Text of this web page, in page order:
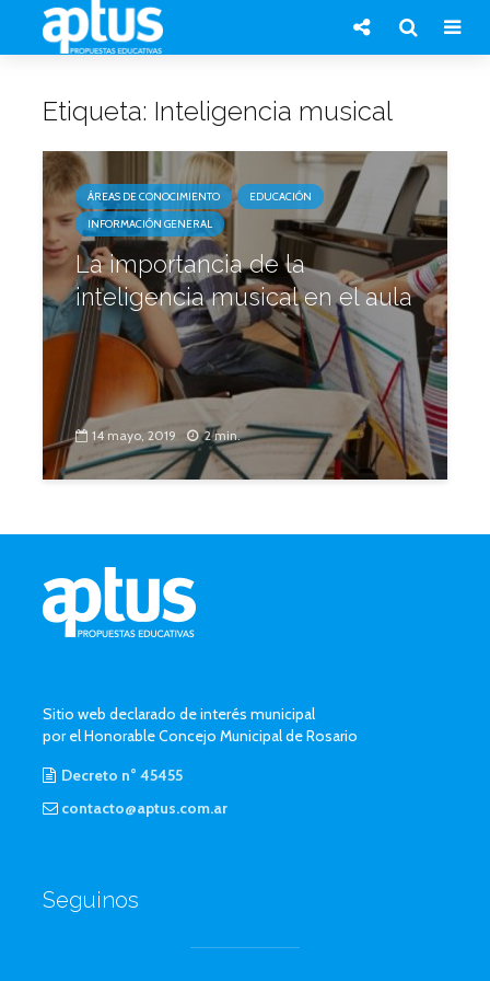
Etiqueta: Inteligencia musical
ÁREAS DE CONOCIMIENTO
EDUCACIÓN
INFORMACIÓN GENERAL
La importancia de la
inteligencia musical en el aula
14 mayo, 2019 2 min.
Sitio web declarado de interés municipal
por el Honorable Concejo Municipal de Rosario
Decreto n° 45455
contacto@aptus.com.ar
Seguinos